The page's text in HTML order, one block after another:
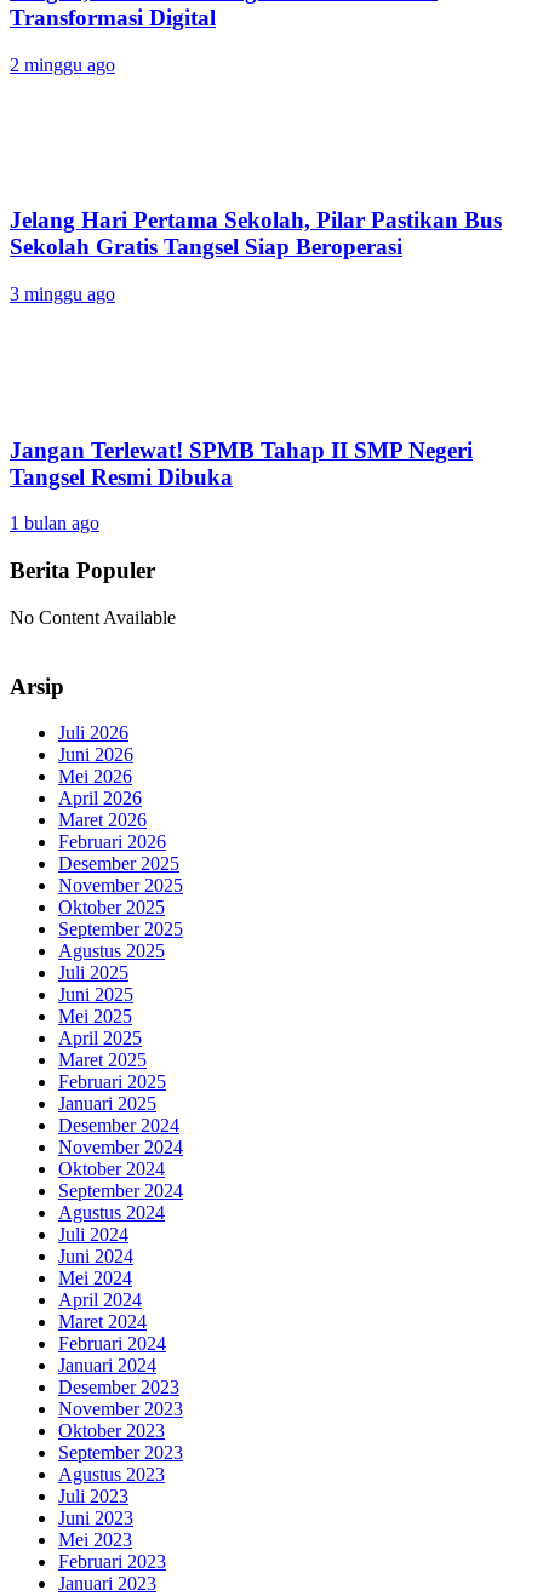
Transformasi Digital
2 minggu ago
Jelang Hari Pertama Sekolah, Pilar Pastikan Bus
Sekolah Gratis Tangsel Siap Beroperasi
3 minggu ago
Jangan Terlewat! SPMB Tahap II SMP Negeri
Tangsel Resmi Dibuka
1 bulan ago
Berita Populer
No Content Available
Arsip
Juli 2026
Juni 2026
Mei 2026
April 2026
Maret 2026
Februari 2026
Desember 2025
November 2025
Oktober 2025
September 2025
Agustus 2025
Juli 2025
Juni 2025
Mei 2025
April 2025
Maret 2025
Februari 2025
Januari 2025
Desember 2024
November 2024
Oktober 2024
September 2024
Agustus 2024
Juli 2024
Juni 2024
Mei 2024
April 2024
Maret 2024
Februari 2024
Januari 2024
Desember 2023
November 2023
Oktober 2023
September 2023
Agustus 2023
Juli 2023
Juni 2023
Mei 2023
Februari 2023
Januari 2023